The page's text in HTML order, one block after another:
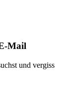
Mail
und vergiss